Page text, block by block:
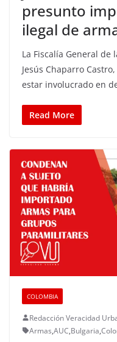
presunto
ilegal de
La Fiscalía General
Jesús Chaparro
estar involucrado en
Read More
COLOMBIA
Redacción Veracidad
Armas,AUC,Bulgaria,